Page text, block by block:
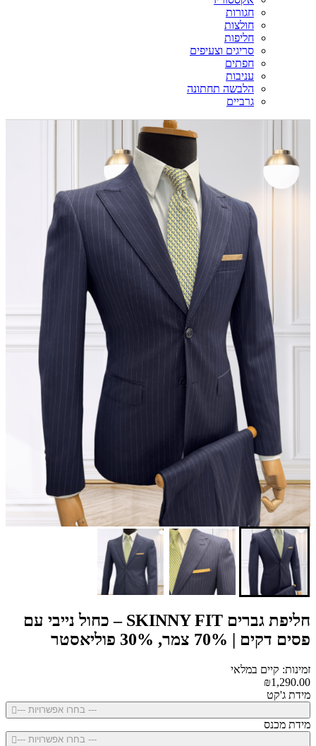
חגורות
חולצות
חליפות
סריגים וצעיפים
חפתים
עניבות
הלבשה תחתונה
גרביים
חליפת גברים SKINNY FIT – כחול נייבי עם
פסים דקים | 70% צמר, 30% פוליאסטר
זמינות: קיים במלאי
₪1,290.00
מידת ג'קט
--- בחרו אפשרויות ---
מידת מכנס
--- בחרו אפשרויות ---